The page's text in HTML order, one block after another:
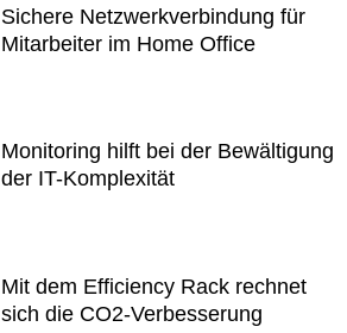
Sichere Netzwerkverbindung für
Mitarbeiter im Home Office
Monitoring hilft bei der Bewältigung
der IT-Komplexität
Mit dem Efficiency Rack rechnet
sich die CO2-Verbesserung